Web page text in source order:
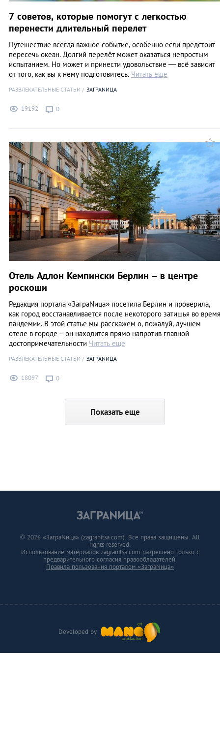
7 советов, которые помогут с легкостью
перенести длительный перелет
Путешествие всегда важное событие, особенно если предстоит
пересечь океан. Долгий перелёт может оказаться непростым
испытанием. Но может и принести удовольствие — всё зависит
от того, как вы к нему подготовитесь. Читать еще
РАЗВЛЕКАТЕЛЬНЫЕ СТАТЬИ ЗАГРАNИЦА
19192 0
Отель Адлон Кемпински Берлин – в центре
роскоши
Редакция портала «ЗаграNица» посетила Берлин и проверила,
как город восстанавливается после некоторого затишья во время
пандемии. В этой статье мы расскажем о, пожалуй, лучшем
отеле в городе – он находится прямо напротив главной
достопримечательности Читать еще
РАЗВЛЕКАТЕЛЬНЫЕ СТАТЬИ ЗАГРАNИЦА
18097 0
Показать еще
Developed by
© 2026 «ЗаграNица» (zagranitsa.com). Все права защищены. All
rights reserved.
Использование материалов zagranitsa.com разрешено только с
предварительного согласия правообладателей.
Правила пользования порталом «ЗаграNица»